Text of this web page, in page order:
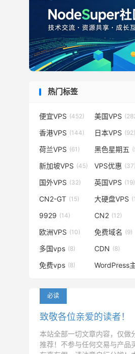
热门标签
便宜VPS (452) 美国VPS
香港VPS (144) 日本VPS (92)
荷兰VPS (61) 黑色星期五
新加坡VPS (45) VPS优惠 (37)
国外VPS (32) 英国VPS (19)
CN2-GT (15) 大硬盘VPS
9929 (14) CN2 (12)
欧洲VPS (10) 免费域名 (9)
多国vps (8) CDN (8)
免费vps (8)
必读
致敬各位亲爱的读者！
本站全部一切文章内容，仅做
推荐！不参与任何交易与产品